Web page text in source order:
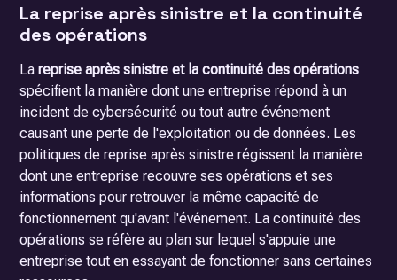
La reprise après sinistre et la continuité
des opérations
Lareprise après sinistre et la continuité des opérations
spécifient la manière dont une entreprise répond à un
incident de cybersécurité ou tout autre événement
causant une perte de l'exploitation ou de données. Les
politiques de reprise après sinistre régissent la manière
dont une entreprise recouvre ses opérations et ses
informations pour retrouver la même capacité de
fonctionnement qu'avant l'événement. La continuité des
opérations se réfère au plan sur lequel s'appuie une
entreprise tout en essayant de fonctionner sans certaines